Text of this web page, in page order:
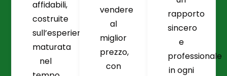
affidabili,
costruite
sull’esperienza
maturata
nel
vendere
al
miglior
prezzo,
con
rapporto
sincero
e
professionale
in ogni